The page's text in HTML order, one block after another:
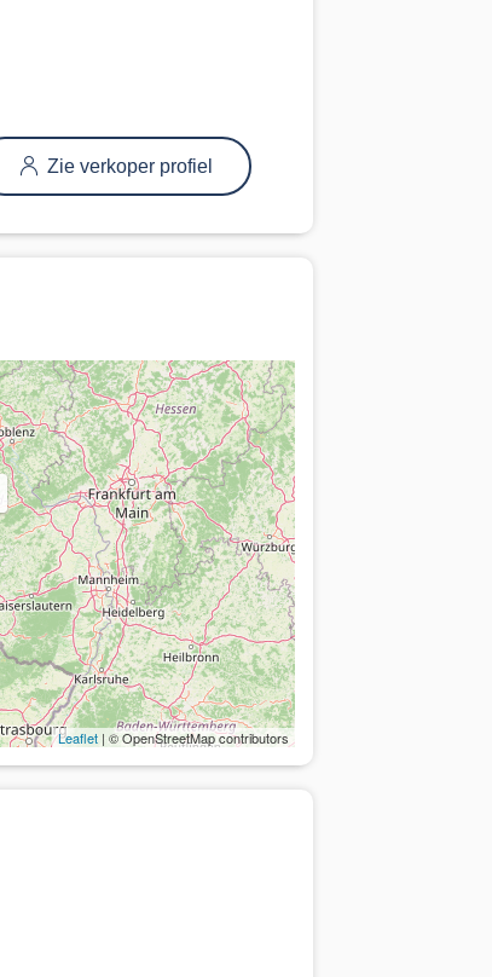
Zie verkoper profiel
Leaflet | © OpenStreetMap contributors